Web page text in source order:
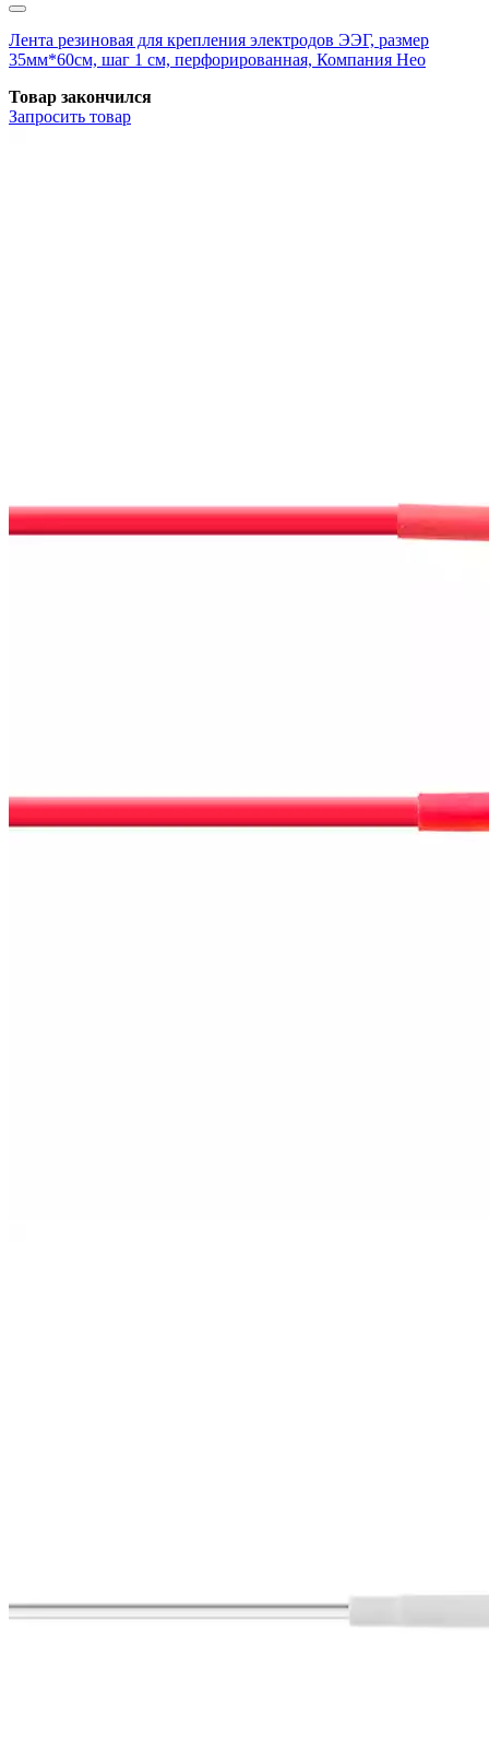
Лента резиновая для крепления электродов ЭЭГ, размер
35мм*60см, шаг 1 см, перфорированная, Компания Нео
Товар закончился
Запросить товар